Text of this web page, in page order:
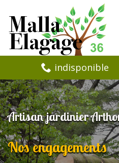
indisponible
Artisan jardinier
Nos engagements